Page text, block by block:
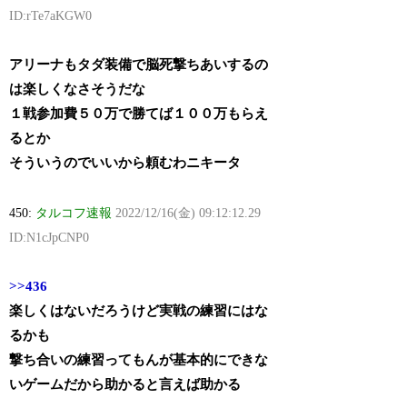
ID:rTe7aKGW0
アリーナもタダ装備で脳死撃ちあいするの
は楽しくなさそうだな
１戦参加費５０万で勝てば１００万もらえ
るとか
そういうのでいいから頼むわニキータ
450: タルコフ速報 2022/12/16(金) 09:12:12.29
ID:N1cJpCNP0
>>436
楽しくはないだろうけど実戦の練習にはな
るかも
撃ち合いの練習ってもんが基本的にできな
いゲームだから助かると言えば助かる